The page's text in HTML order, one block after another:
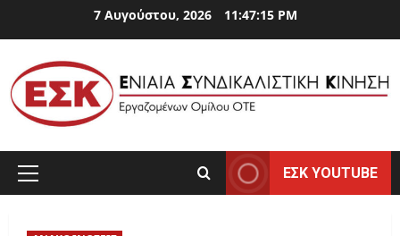
to
content
7 Αυγούστου, 2026 11:47:16 PM
Primary
ΕΣΚ YOUTUBE